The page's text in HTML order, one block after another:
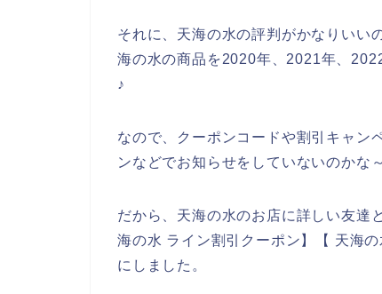
それに、天海の水の評判がかなりいい
海の水の商品を2020年、2021年、
♪
なので、クーポンコードや割引キャン
ンなどでお知らせをしていないのかな
だから、天海の水のお店に詳しい友達
海の水 ライン割引クーポン】【 天海
にしました。